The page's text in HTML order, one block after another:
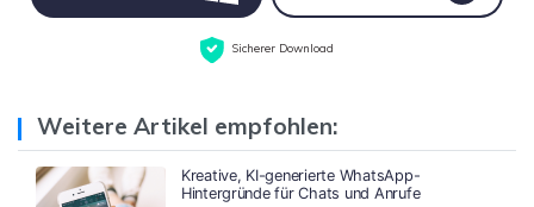
Sicherer Download
Weitere Artikel empfohlen:
Kreative, KI-generierte WhatsApp-
Hintergründe für Chats und Anrufe